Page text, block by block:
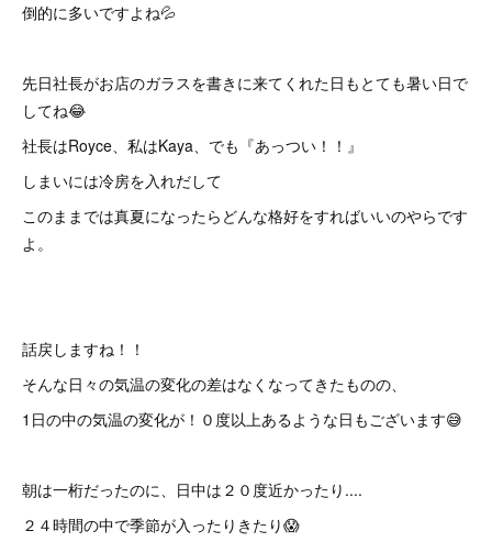
倒的に多いですよね💦
先日社長がお店のガラスを書きに来てくれた日もとても暑い日で
してね😂
社長はRoyce、私はKaya、でも『あっつい！！』
しまいには冷房を入れだして
このままでは真夏になったらどんな格好をすればいいのやらです
よ。
話戻しますね！！
そんな日々の気温の変化の差はなくなってきたものの、
1日の中の気温の変化が！０度以上あるような日もございます😅
朝は一桁だったのに、日中は２０度近かったり....
２４時間の中で季節が入ったりきたり😱